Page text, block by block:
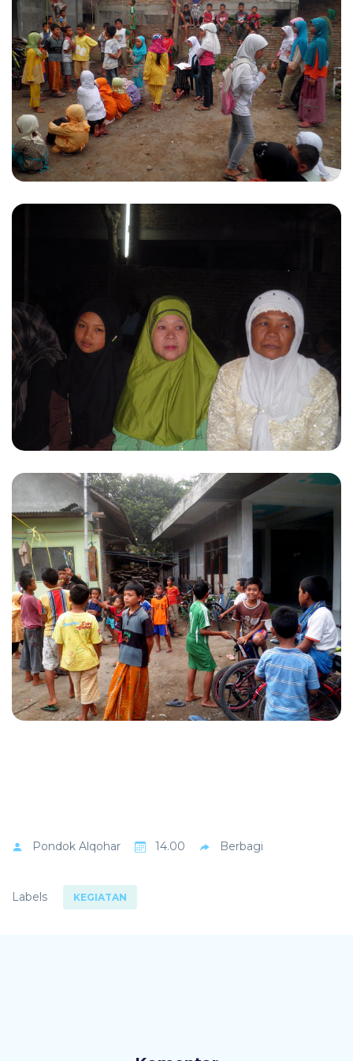
Pondok Alqohar 14.00 Berbagi
Labels KEGIATAN